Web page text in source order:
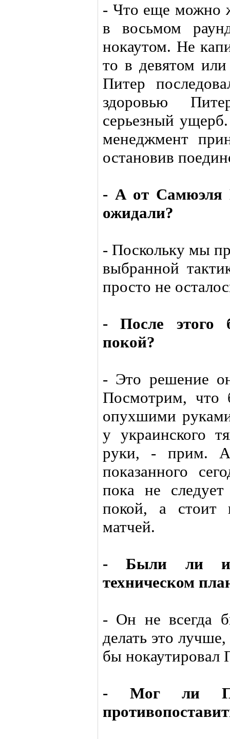
- Что еще можно
в восьмом
нокаутом. Не
то в девятом
Питер
здоровью
серьезный
менеджмент
остановив
- А от Самюэля
ожидали?
- Поскольку мы
выбранной
просто не
- После этого
покой?
- Это решение
Посмотрим, что
опухшими
у украинского
руки, - прим.
показанного
пока не
покой, а стоит
матчей.
- Были ли
техническом
- Он не всегда
делать это
бы нокаутировал
- Мог ли